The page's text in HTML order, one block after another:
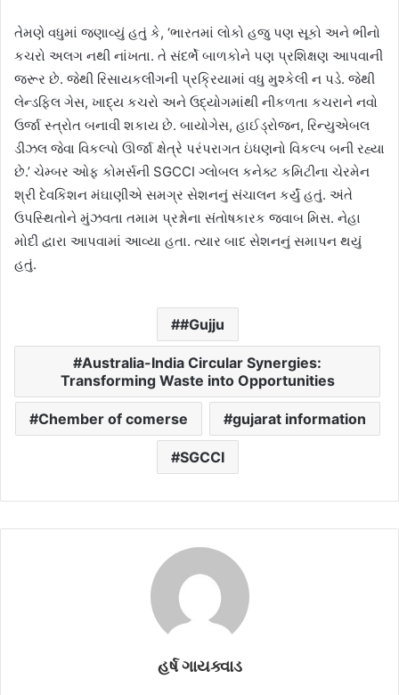
તેમણે વધુમાં જણાવ્યું હતું કે, ‘ભારતમાં લોકો હજુ પણ સૂકો અને ભીનો
કચરો અલગ નથી નાંખતા. તે સંદર્ભે બાળકોને પણ પ્રશિક્ષણ આપવાની
જરૂર છે. જેથી રિસાયકલીંગની પ્રક્રિયામાં વધુ મુશ્કેલી ન પડે. જેથી
લેન્ડફિલ ગેસ, ખાદ્ય કચરો અને ઉદ્યોગમાંથી નીકળતા કચરાને નવો
ઉર્જા સ્ત્રોત બનાવી શકાય છે. બાયોગેસ, હાઈડ્રોજન, રિન્યુએબલ
ડીઝલ જેવા વિકલ્પો ઊર્જા ક્ષેત્રે પરંપરાગત ઇંધણનો વિકલ્પ બની રહ્યા
છે.’ ચેમ્બર ઓફ કોમર્સની SGCCI ગ્લોબલ કનેક્ટ કમિટીના ચેરમેન
શ્રી દેવકિશન મંઘાણીએ સમગ્ર સેશનનું સંચાલન કર્યું હતું. અંતે
ઉપસ્થિતોને મુંઝવતા તમામ પ્રશ્નોના સંતોષકારક જવાબ મિસ. નેહા
મોદી દ્વારા આપવામાં આવ્યા હતા. ત્યાર બાદ સેશનનું સમાપન થયું
હતું.
#Gujju
Australia-India Circular Synergies:
Transforming Waste into Opportunities
Chember of comerse gujarat information
SGCCI
હર્ષ ગાયક્વાડ